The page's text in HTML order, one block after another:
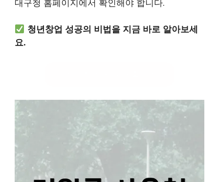
대구청 홈페이지에서 확인해야 합니다.
청년창업 성공의 비법을 지금 바로 알아보세
요.